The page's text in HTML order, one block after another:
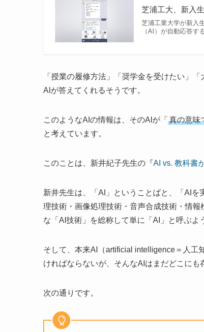
芝浦工大、新入
芝浦工業大学が新入
（AI）が自動応答
「授業の履修方法」「奨学金を受けたい」
AIが答えてくれるそうです。
このようなAIの情報は、そのAIが「 真の意味
と考えています。
このことは、新井紀子先生の『AI vs. 教科書
新井先生は、「AI」ということばと、「AI
理技術・画像処理技術・音声合成技術・情
な「AI技術」を総称して単に「AI」と呼ぶよ
そして、本来AI（artificial intelligence＝人工
ければならないが、そんなAIはまだどこにも
次の通りです。